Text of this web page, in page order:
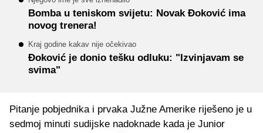
Bomba u teniskom svijetu: Novak Đoković ima
novog trenera!
Kraj godine kakav nije očekivao
Đoković je donio tešku odluku: "Izvinjavam se
svima"
Pitanje pobjednika i prvaka Južne Amerike riješeno je u
sedmoj minuti sudijske nadoknade kada je Junior